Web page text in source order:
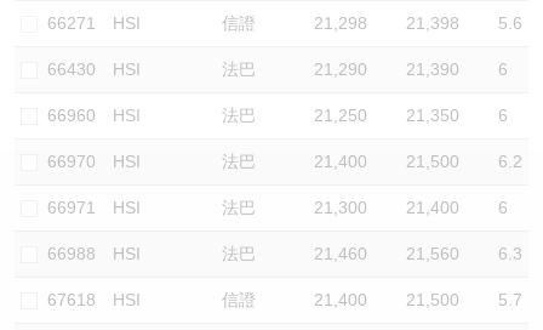
66271 HSI 信證 21,298 21,398 5.6
66430 HSI 法巴 21,290 21,390 6
66960 HSI 法巴 21,250 21,350 6
66970 HSI 法巴 21,400 21,500 6.2
66971 HSI 法巴 21,300 21,400 6
66988 HSI 法巴 21,460 21,560 6.3
67618 HSI 信證 21,400 21,500 5.7
認股證/牛熊證日誌
認股證文件及公告
牛熊證到期結算價查詢
牛熊證分析儀
牛熊證文件及公告
中資ETFs溢價比較
AH 股價對照
ADR